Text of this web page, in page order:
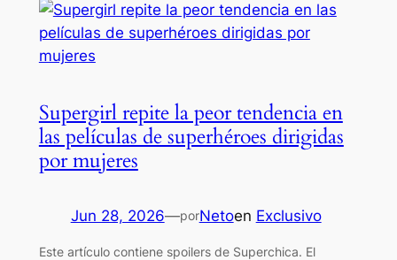
Supergirl repite la peor tendencia en
las películas de superhéroes dirigidas
por mujeres
Jun 28, 2026—porNetoen Exclusivo
Este artículo contiene spoilers de Superchica. El